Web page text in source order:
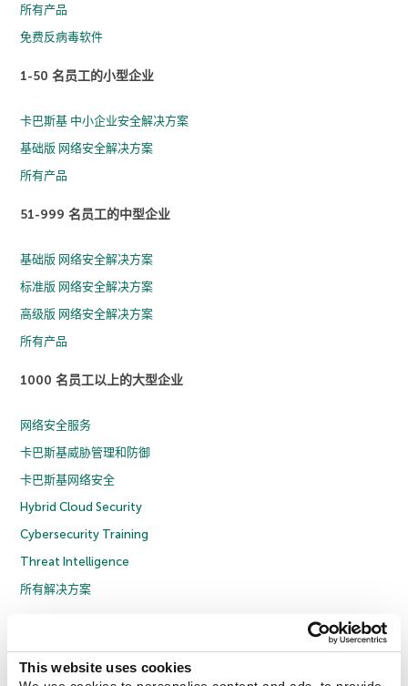
This website uses cookies
所有产品
免费反病毒软件
1-50 名员工的小型企业
卡巴斯基 中小企业安全解决方案
基础版 网络安全解决方案
所有产品
51-999 名员工的中型企业
基础版 网络安全解决方案
标准版 网络安全解决方案
高级版 网络安全解决方案
所有产品
1000 名员工以上的大型企业
网络安全服务
卡巴斯基威胁管理和防御
卡巴斯基网络安全
Hybrid Cloud Security
Cybersecurity Training
Threat Intelligence
所有解决方案
隐私策略
京ICP备12053225号
京公网安备 11010102001169号